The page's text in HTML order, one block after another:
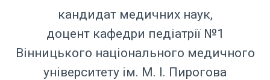
кандидат медичних наук,
доцент кафедри педіатрії №1
Вінницького національного медичного
університету ім. М. І. Пирогова